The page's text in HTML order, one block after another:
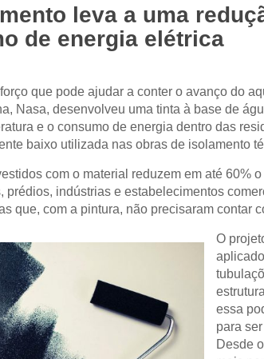
leva a uma
de energia elétrica
que pode ajudar a conter o avanço do
Nasa, desenvolveu uma tinta à base de
e o consumo de energia dentro das
baixo utilizada nas obras de isolamento
com o material reduzem em até 60%
prédios, indústrias e estabelecimentos
que, com a pintura, não precisaram contar
O
essa
para
Desde